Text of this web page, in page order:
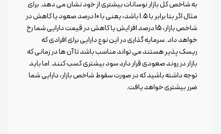
به شاخص کل بازار نوسانات بیشتری از خود نشان می دهد. برای
مثال اگر بتا برابر با 1.5 باشد، یعنی با 10 درصد صعود یا کاهش در
شاخص بازار، 15 درصد افزایش یا کاهش در قیمت دارایی شما رخ
خواهد داد. سرمایه گذاری در این نوع دارایی برای افرادی که
ریسک پذیر هستند می تواند مناسب باشد تا آن ها در زمانی که
بازار در روند صعودی قرار دارد سود بیشتری کسب کنند. اما باید
توجه داشته باشید که در صورت سقوط شاخص بازار، دارایی شما
ضرر بیشتری خواهد یافت.